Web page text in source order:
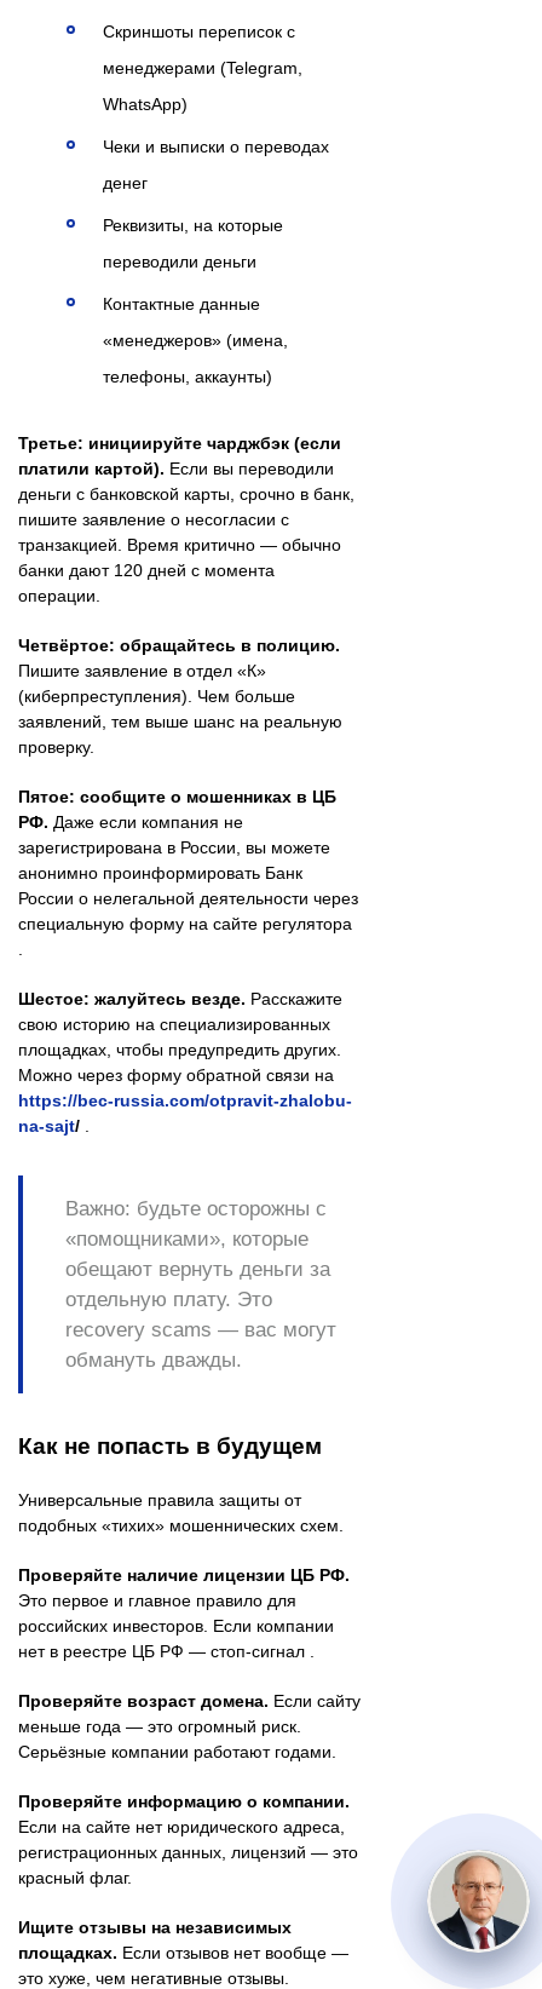
Скриншоты переписок с
менеджерами (Telegram,
WhatsApp)
Чеки и выписки о переводах
денег
Реквизиты, на которые
переводили деньги
Контактные данные
«менеджеров» (имена,
телефоны, аккаунты)
Третье: инициируйте чарджбэк (если
платили картой). Если вы переводили
деньги с банковской карты, срочно в банк,
пишите заявление о несогласии с
транзакцией. Время критично — обычно
банки дают 120 дней с момента
операции.
Четвёртое: обращайтесь в полицию.
Пишите заявление в отдел «К»
(киберпреступления). Чем больше
заявлений, тем выше шанс на реальную
проверку.
Пятое: сообщите о мошенниках в ЦБ
РФ. Даже если компания не
зарегистрирована в России, вы можете
анонимно проинформировать Банк
России о нелегальной деятельности через
специальную форму на сайте регулятора
Шестое: жалуйтесь везде. Расскажите
свою историю на специализированных
площадках, чтобы предупредить других.
Можно через форму обратной связи на
https://bec-russia.com/otpravit-zhalobu-
na-sajt/
Важно: будьте осторожны с
«помощниками», которые
обещают вернуть деньги за
отдельную плату. Это
recovery scams — вас могут
обмануть дважды.
Как не попасть в будущем
Универсальные правила защиты от
подобных «тихих» мошеннических схем.
Проверяйте наличие лицензии ЦБ РФ.
Это первое и главное правило для
российских инвесторов. Если компании
нет в реестре ЦБ РФ — стоп-сигнал .
Проверяйте возраст домена. Если сайту
меньше года — это огромный риск.
Серьёзные компании работают годами.
Проверяйте информацию о компании.
Если на сайте нет юридического адреса,
регистрационных данных, лицензий — это
красный флаг.
Ищите отзывы на независимых
площадках. Если отзывов нет вообще —
это хуже, чем негативные отзывы.